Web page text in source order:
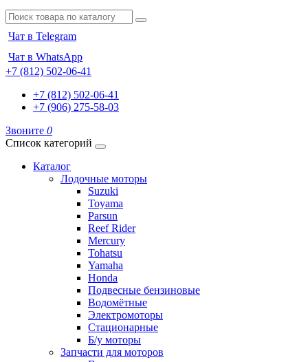
Чат в Telegram
Чат в WhatsApp
+7 (812) 502-06-41
+7 (812) 502-06-41
+7 (906) 275-58-03
Звоните 0
Список категорий
Каталог
Лодочные моторы
Suzuki
Toyama
Parsun
Reef Rider
Mercury
Tohatsu
Yamaha
Honda
Подвесные бензиновые
Водомётные
Электромоторы
Стационарные
Б/у моторы
Запчасти для моторов